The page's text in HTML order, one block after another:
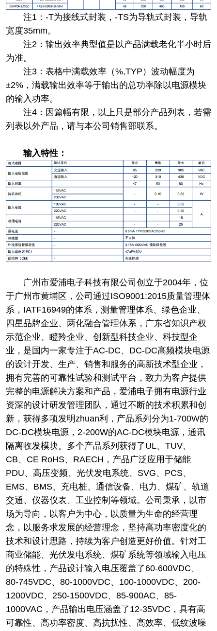
注1：-T为接线式封装，-TS为导轨式封装，导轨
宽度35mm。
注2：输出效率典型值是以产品满载老化半小时后
为准。
注3：表格中满载效率（%,TYP）波动幅度为
±2%，满载输出效率等于输出的总功率除以电源模块
的输入功率。
注4：因篇幅有限，以上只是部分产品列表，若需
列表以外产品，请与本公司销售部联系。
输入特性：
广州市爱浦电子科技有限公司创立于2004年，位
于广州市黄埔区，公司通过ISO9001:2015质量管理体
系，IATF16949的体系，测量管理体系、绿色企业、
四星品牌企业、两化融合管理体系，广东省知识产权
示范企业、瞪羚企业、创新型科技企业、科技型企
业，是国内一家专注于AC-DC、DC-DC高频模块电源
的设计开发、生产、销售和服务的高新技术型企业，
拥有完善的可靠性试验和测试平台，致力为客户提供
完整的电源解决方案和产品，爱浦电子拥有电源行业
资深的设计研发管理团队，通过不断的技术积累和创
新，获得多项发明zhuan利，产品系列分为1-700W的
DC-DC模块电源，2-200W的AC-DC模块电源，通讯
隔离收发模块。多个产品系列获得了UL、TUV、
CB、CE RoHS、RAECH，产品广泛应用于储能
PDU、高压变频、光伏发电系统、SVG、PCS、
EMS、BMS、充电桩、通信设备、电力、煤矿、轨道
交通、仪器仪表、工业控制等领域。公司秉承，以市
场为导向，以客户为中心，以质量为生命的经营理
念，以服务求发展的经营理念，坚持高功率密度化的
技术和设计思路，持续为客户创造更好价值。针对工
商业储能、光伏发电系统、煤矿系统等领域输入电压
的特殊性，产品设计输入电压覆盖了60-600VDC、
80-745VDC、80-1000VDC、100-1000VDC、200-
1200VDC、250-1500VDC、85-900AC、85-
1000VAC，产品输出电压涵盖了12-35VDC，具有高
可靠性、高功率密度、高抗扰性、高效率、低纹波噪